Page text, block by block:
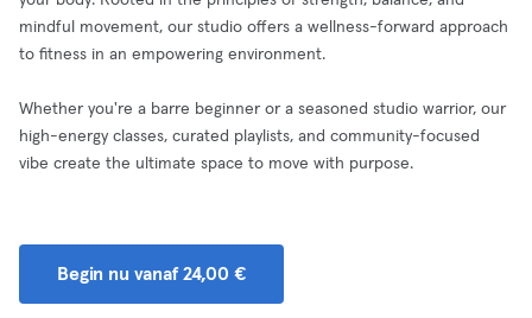
mindful movement, our studio offers a wellness-forward approach
to fitness in an empowering environment.
Whether you're a barre beginner or a seasoned studio warrior, our
high-energy classes, curated playlists, and community-focused
vibe create the ultimate space to move with purpose.
Begin nu vanaf 24,00 €